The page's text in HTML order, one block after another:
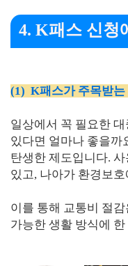
4. K패스 신청
(1) K패스가 주목받는
일상에서 꼭 필요한
있다면 얼마나 좋을까
탄생한 제도입니다.
있고, 나아가 환경보
이를 통해 교통비 절
가능한 생활 방식에